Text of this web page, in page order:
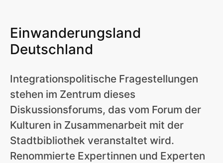
Einwanderungsland
Deutschland
Integrationspolitische Fragestellungen
stehen im Zentrum dieses
Diskussionsforums, das vom Forum der
Kulturen in Zusammenarbeit mit der
Stadtbibliothek veranstaltet wird.
Renommierte Expertinnen und Experten